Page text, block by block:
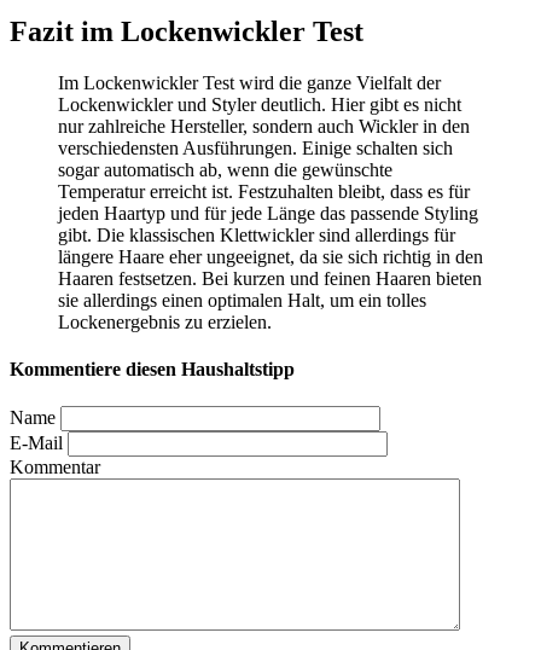
Fazit im Lockenwickler Test
Im Lockenwickler Test wird die ganze Vielfalt der
Lockenwickler und Styler deutlich. Hier gibt es nicht
nur zahlreiche Hersteller, sondern auch Wickler in den
verschiedensten Ausführungen. Einige schalten sich
sogar automatisch ab, wenn die gewünschte
Temperatur erreicht ist. Festzuhalten bleibt, dass es für
jeden Haartyp und für jede Länge das passende Styling
gibt. Die klassischen Klettwickler sind allerdings für
längere Haare eher ungeeignet, da sie sich richtig in den
Haaren festsetzen. Bei kurzen und feinen Haaren bieten
sie allerdings einen optimalen Halt, um ein tolles
Lockenergebnis zu erzielen.
Kommentiere diesen Haushaltstipp
Name
E-Mail
Kommentar